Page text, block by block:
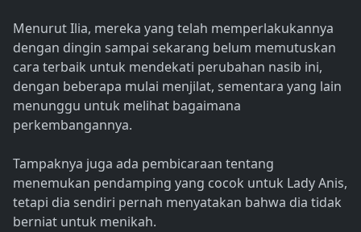
Menurut Ilia, mereka yang telah memperlakukannya
dengan dingin sampai sekarang belum memutuskan
cara terbaik untuk mendekati perubahan nasib ini,
dengan beberapa mulai menjilat, sementara yang lain
menunggu untuk melihat bagaimana
perkembangannya.
Tampaknya juga ada pembicaraan tentang
menemukan pendamping yang cocok untuk Lady Anis,
tetapi dia sendiri pernah menyatakan bahwa dia tidak
berniat untuk menikah.